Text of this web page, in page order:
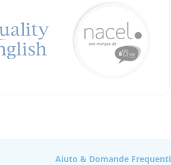
Aiuto & Domande Frequenti